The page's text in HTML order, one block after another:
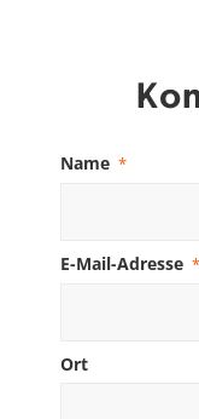
Name *
E-Mail-Adresse *
Ort